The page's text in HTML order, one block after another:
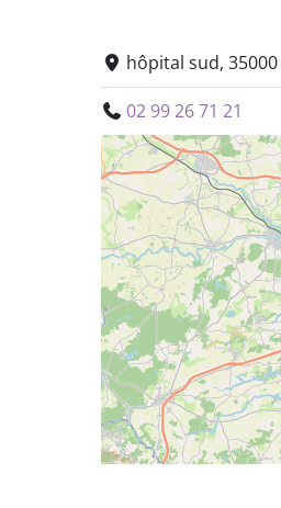
hôpital sud, 35000
02 99 26 71 21